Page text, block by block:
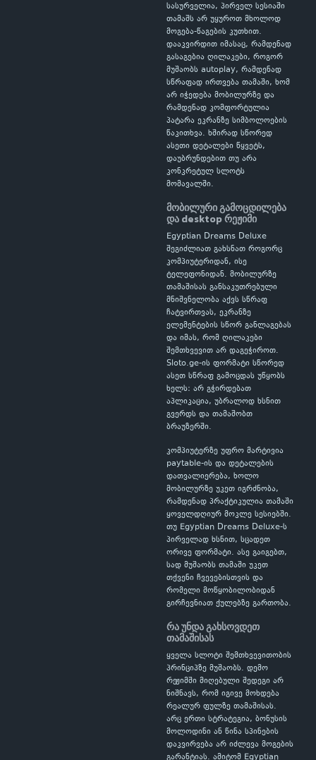
სასურველია, პირველ სესიაში
თამაშს არ უყუროთ მხოლოდ
მოგება-წაგების კუთხით.
დააკვირდით იმასაც, რამდენად
გასაგებია ღილაკები, როგორ
მუშაობს autoplay, რამდენად
სწრაფად ირთვება თამაში, ხომ
არ იჭედება მობილურზე და
რამდენად კომფორტულია
პატარა ეკრანზე სიმბოლოების
წაკითხვა. ხშირად სწორედ
ასეთი დეტალები წყვეტს,
დაუბრუნდებით თუ არა
კონკრეტულ სლოტს
მომავალში.
მობილური გამოცდილება
და desktop რეჟიმი
Egyptian Dreams Deluxe
შეგიძლიათ გახსნათ როგორც
კომპიუტერიდან, ისე
ტელეფონიდან. მობილურზე
თამაშისას განსაკუთრებული
მნიშვნელობა აქვს სწრაფ
ჩატვირთვას, ეკრანზე
ელემენტების სწორ განლაგებას
და იმას, რომ ღილაკები
შემთხვევით არ დაგეჭიროთ.
Sloto.ge-ის ფორმატი სწორედ
ასეთ სწრაფ გამოცდას უწყობს
ხელს: არ გჭირდებათ
აპლიკაცია, უბრალოდ ხსნით
გვერდს და თამაშობთ
ბრაუზერში.
კომპიუტერზე უფრო მარტივია
paytable-ის და დეტალების
დათვალიერება, ხოლო
მობილურზე უკეთ იგრძნობა,
რამდენად პრაქტიკულია თამაში
ყოველდღიურ მოკლე სესიებში.
თუ Egyptian Dreams Deluxe-ს
პირველად ხსნით, სცადეთ
ორივე ფორმატი. ასე გაიგებთ,
სად მუშაობს თამაში უკეთ
თქვენი ჩვევებისთვის და
რომელი მოწყობილობიდან
გირჩევნიათ ქულებზე გართობა.
რა უნდა გახსოვდეთ
თამაშისას
ყველა სლოტი შემთხვევითობის
პრინციპზე მუშაობს. დემო
რეჟიმში მიღებული შედეგი არ
ნიშნავს, რომ იგივე მოხდება
რეალურ ფულზე თამაშისას.
არც ერთი სტრატეგია, ბონუსის
მოლოდინი ან წინა სპინების
დაკვირვება არ იძლევა მოგების
გარანტიას. ამიტომ Egyptian